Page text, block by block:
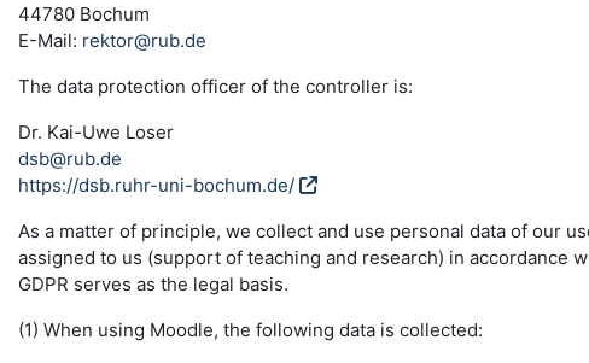
44780 Bochum
E-Mail: rektor@rub.de
The data protection officer of the controller is:
Dr. Kai-Uwe Loser
dsb@rub.de
https://dsb.ruhr-uni-bochum.de/
As a matter of principle, we collect and use personal data of our
assigned to us (support of teaching and research) in accordance
GDPR serves as the legal basis.
(1) When using Moodle, the following data is collected: